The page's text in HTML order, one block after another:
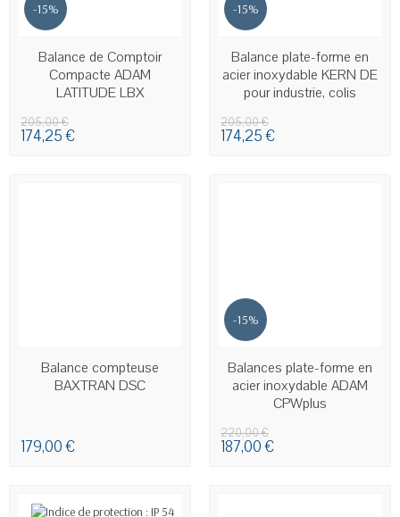
-15%
EN STOCK
Balance de Comptoir
Compacte ADAM
LATITUDE LBX
205,00 €
174,25 €
-15%
EN STOCK
Balance plate-forme en
acier inoxydable KERN DE
pour industrie, colis
205,00 €
174,25 €
EN STOCK
Balance compteuse
BAXTRAN DSC
179,00 €
-15%
Balances plate-forme en
acier inoxydable ADAM
CPWplus
220,00 €
187,00 €